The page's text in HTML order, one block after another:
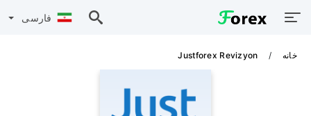
فارسی
خانه Justforex Revizyon